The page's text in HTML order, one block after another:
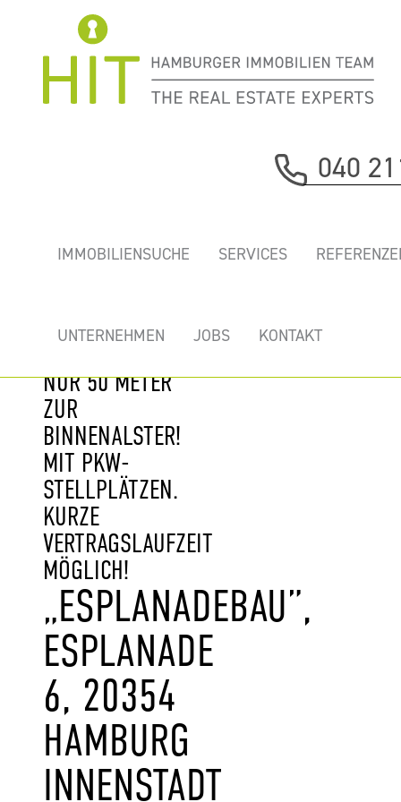
040
IMMOBILIENSUCHE SERVICES
UNTERNEHMEN JOBS KONTAKT
PREISWERTE
UND
NUR 50 METER
ZUR
BINNENALSTER!
MIT PKW-
STELLPLÄTZEN.
KURZE
VERTRAGSLAUFZEIT
MÖGLICH!
„ESPLANADEBAU”,
ESPLANADE
6, 20354
HAMBURG
INNENSTADT